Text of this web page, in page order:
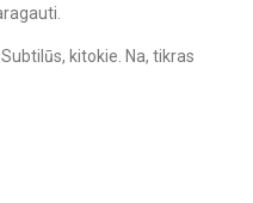
kitokie. Na, tikras